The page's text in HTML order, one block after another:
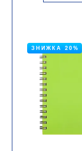
ЗНИЖКА 20%